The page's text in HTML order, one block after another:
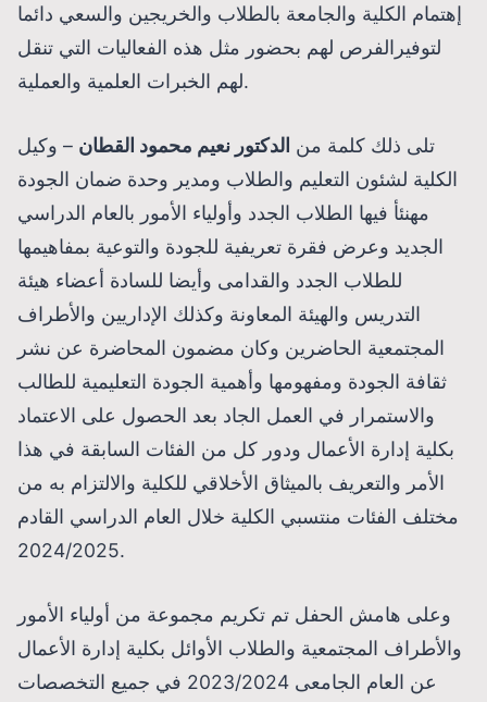
إهتمام الكلية والجامعة بالطلاب والخريجين والسعي دائما
لتوفيرالفرص لهم بحضور مثل هذه الفعاليات التي تنقل
لهم الخبرات العلمية والعملية.
تلى ذلك كلمة من الدكتور نعيم محمود القطان – وكيل
الكلية لشئون التعليم والطلاب ومدير وحدة ضمان الجودة
مهنئأ فيها الطلاب الجدد وأولياء الأمور بالعام الدراسي
الجديد وعرض فقرة تعريفية للجودة والتوعية بمفاهيمها
للطلاب الجدد والقدامى وأيضا للسادة أعضاء هيئة
التدريس والهيئة المعاونة وكذلك الإداريين والأطراف
المجتمعية الحاضرين وكان مضمون المحاضرة عن نشر
ثقافة الجودة ومفهومها وأهمية الجودة التعليمية للطالب
والاستمرار في العمل الجاد بعد الحصول على الاعتماد
بكلية إدارة الأعمال ودور كل من الفئات السابقة في هذا
الأمر والتعريف بالميثاق الأخلاقي للكلية والالتزام به من
مختلف الفئات منتسبي الكلية خلال العام الدراسي القادم
2024/2025.
وعلى هامش الحفل تم تكريم مجموعة من أولياء الأمور
والأطراف المجتمعية والطلاب الأوائل بكلية إدارة الأعمال
عن العام الجامعى 2023/2024 في جميع التخصصات